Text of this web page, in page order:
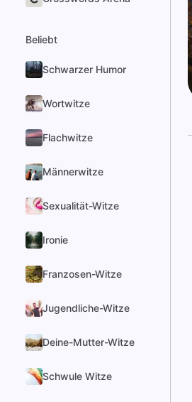
Beliebt
Schwarzer Humor
Wortwitze
Flachwitze
Männerwitze
Sexualität-Witze
Ironie
Franzosen-Witze
Jugendliche-Witze
Deine-Mutter-Witze
Schwule Witze